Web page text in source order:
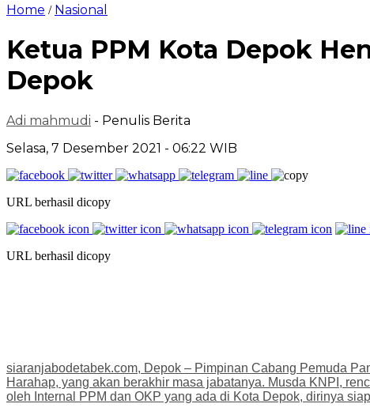
Home / Nasional
Ketua PPM Kota Depok
Depok
Adi mahmudi - Penulis Berita
Selasa, 7 Desember 2021 - 06:22 WIB
URL berhasil dicopy
URL berhasil dicopy
siaranjabodetabek.com, Depok – Pimpinan Cabang Pemuda
Harahap, yang akan berakhir masa jabatanya. Musda KNPI,
oleh Internal PPM dan OKP yang ada di Kota Depok, dirinya